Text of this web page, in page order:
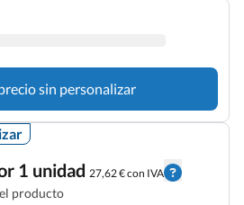
sin personalizar
1 unidad 27,62 € con IVA
producto